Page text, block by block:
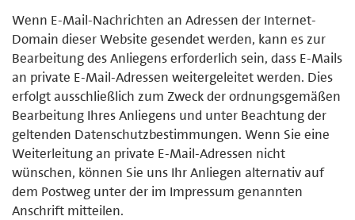
Wenn E-Mail-Nachrichten an Adressen der Internet-
Domain dieser Website gesendet werden, kann es zur
Bearbeitung des Anliegens erforderlich sein, dass E-Mails
an private E-Mail-Adressen weitergeleitet werden. Dies
erfolgt ausschließlich zum Zweck der ordnungsgemäßen
Bearbeitung Ihres Anliegens und unter Beachtung der
geltenden Datenschutzbestimmungen. Wenn Sie eine
Weiterleitung an private E-Mail-Adressen nicht
wünschen, können Sie uns Ihr Anliegen alternativ auf
dem Postweg unter der im Impressum genannten
Anschrift mitteilen.